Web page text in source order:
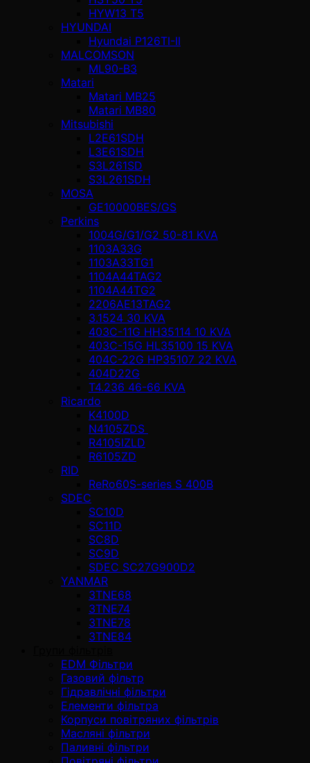
HYW13 T5
HYUNDAI
Hyundai P126TI-II
MALCOMSON
ML90-B3
Matari
Matari MB25
Matari MB80
Mitsubishi
L2E61SDH
L3E61SDH
S3L261SD
S3L261SDH
MOSA
GE10000BES/GS
Perkins
1004G/G1/G2 50-81 KVA
1103A33G
1103A33TG1
1104A44TAG2
1104A44TG2
2206AE13TAG2
3.1524 30 KVA
403C-11G HH35114 10 KVA
403C-15G HL35100 15 KVA
404C-22G HP35107 22 KVA
404D22G
T4.236 46-66 KVA
Ricardo
K4100D
N4105ZDS
R4105IZLD
R6105ZD
RID
ReRo60S-series S 400В
SDEC
SC10D
SC11D
SC8D
SC9D
SDEC SC27G900D2
YANMAR
3TNE68
3TNE74
3TNE78
3TNE84
EDM Фільтри
Газовий фільтр
Гідравлічні фільтри
Елементи фільтра
Корпуси повітряних фільтрів
Масляні фільтри
Паливні фільтри